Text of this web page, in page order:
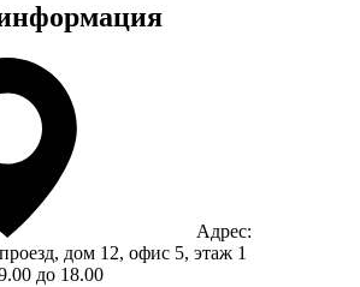
Адрес:
дом 12, офис 5, этаж 1
до 18.00